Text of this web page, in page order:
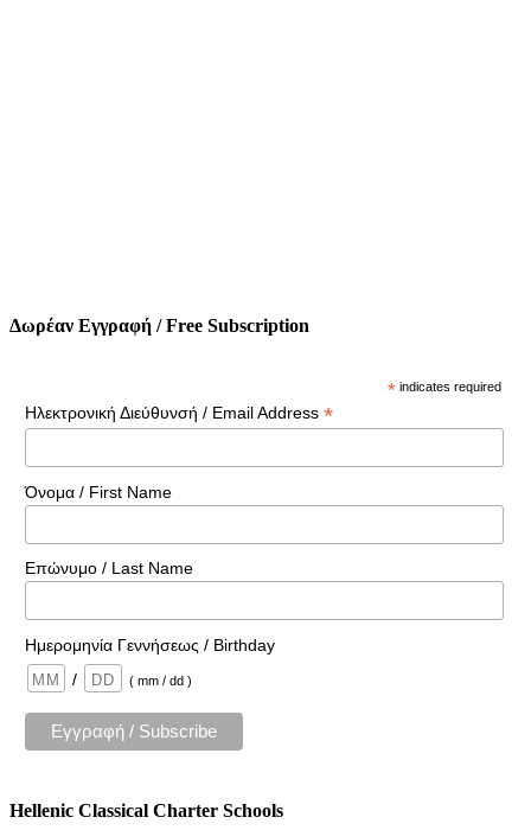
Δωρέαν Εγγραφή / Free Subscription
* indicates required
Ηλεκτρονική Διεύθυνσή / Email Address *
Όνομα / First Name
Επώνυμο / Last Name
Ημερομηνία Γεννήσεως / Birthday
/
( mm / dd )
Hellenic Classical Charter Schools